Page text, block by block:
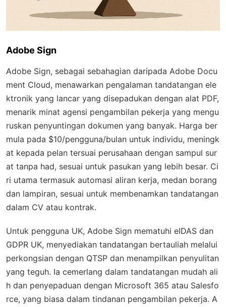
Adobe Sign
Adobe Sign, sebagai sebahagian daripada Adobe Docu
ment Cloud, menawarkan pengalaman tandatangan ele
ktronik yang lancar yang disepadukan dengan alat PDF,
menarik minat agensi pengambilan pekerja yang mengu
ruskan penyuntingan dokumen yang banyak. Harga ber
mula pada $10/pengguna/bulan untuk individu, meningk
at kepada pelan tersuai perusahaan dengan sampul sur
at tanpa had, sesuai untuk pasukan yang lebih besar. Ci
ri utama termasuk automasi aliran kerja, medan borang
dan lampiran, sesuai untuk membenamkan tandatangan
dalam CV atau kontrak.
Untuk pengguna UK, Adobe Sign mematuhi eIDAS dan
GDPR UK, menyediakan tandatangan bertauliah melalui
perkongsian dengan QTSP dan menampilkan penyulitan
yang teguh. Ia cemerlang dalam tandatangan mudah ali
h dan penyepaduan dengan Microsoft 365 atau Salesfo
rce, yang biasa dalam tindanan pengambilan pekerja. A